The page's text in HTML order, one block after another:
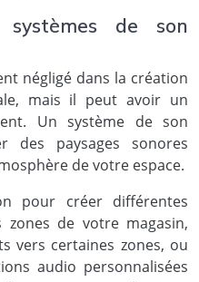
de son
négligé dans la création
mais il peut avoir un
Un système de son
des paysages sonores
de votre espace.
pour créer différentes
zones de votre magasin,
vers certaines zones, ou
audio personnalisées